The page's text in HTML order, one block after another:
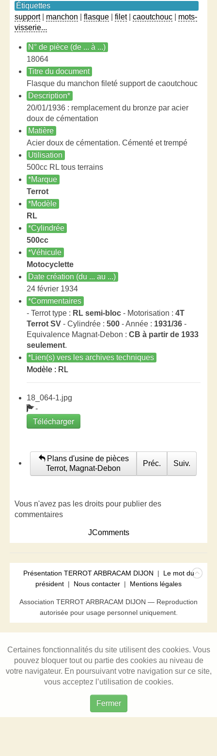
Étiquettes
support| manchon flasque filet| caoutchouc
mots-
visserie...
N° de pièce (de ... à ...)
18064
Titre du document
Flasque du manchon fileté support de caoutchouc
Description*
20/01/1936 : remplacement du bronze par acier
doux de cémentation
Matière
Acier doux de cémentation. Cémenté et trempé
Utilisation
500cc RL tous terrains
*Marque
Terrot
*Modèle
RL
*Cylindrée
500cc
*Véhicule
Motocyclette
Date création (du ... au ...)
24 février 1934
*Commentaires
- Terrot type : RL semi-bloc - Motorisation : 4T
Terrot SV - Cylindrée : 500 - Année : 1931/36 -
Equivalence Magnat-Debon : CB à partir de 1933
seulement.
*Lien(s) vers les archives techniques
Modèle : RL
18_064-1.jpg
-
Télécharger
Plans d'usine de pièces
Terrot, Magnat-Debon
Préc. Suiv.
Vous n'avez pas les droits pour publier des
commentaires
JComments
Présentation TERROT ARBRACAM DIJON | Le mot du
président | Nous contacter | Mentions légales
Association TERROT ARBRACAM DIJON — Reproduction
autorisée pour usage personnel uniquement.
Certaines fonctionnalités du site utilisent des cookies. Vous
pouvez bloquer tout ou partie des cookies au niveau de
votre navigateur. En poursuivant votre navigation sur ce site,
vous acceptez l’utilisation de cookies.
Fermer